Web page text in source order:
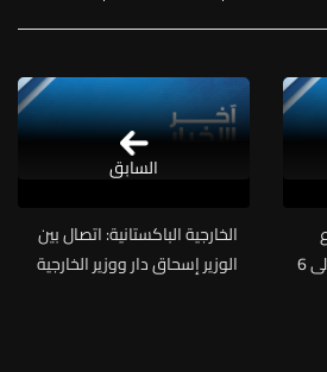
ضحايا الانفجار في دمشق إلى 6
الخارجية الباكستانية: اتصال بين
الوزير إسحاق دار ووزير الخارجية
السابق